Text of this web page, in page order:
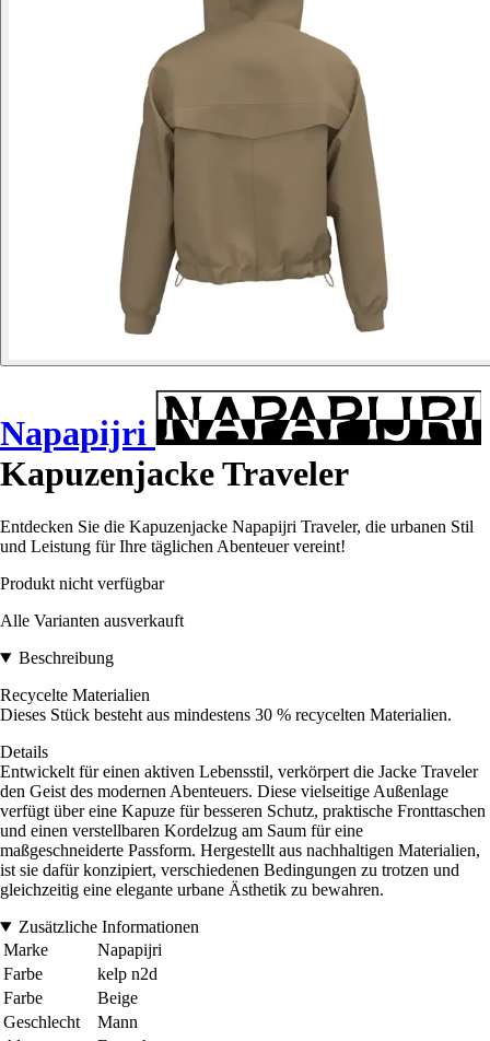
Napapijri
Kapuzenjacke Traveler
Entdecken Sie die Kapuzenjacke Napapijri Traveler, die urbanen Stil
und Leistung für Ihre täglichen Abenteuer vereint!
Produkt nicht verfügbar
Alle Varianten ausverkauft
Beschreibung
Recycelte Materialien
Dieses Stück besteht aus mindestens 30 % recycelten Materialien.
Details
Entwickelt für einen aktiven Lebensstil, verkörpert die Jacke Traveler
den Geist des modernen Abenteuers. Diese vielseitige Außenlage
verfügt über eine Kapuze für besseren Schutz, praktische Fronttaschen
und einen verstellbaren Kordelzug am Saum für eine
maßgeschneiderte Passform. Hergestellt aus nachhaltigen Materialien,
ist sie dafür konzipiert, verschiedenen Bedingungen zu trotzen und
gleichzeitig eine elegante urbane Ästhetik zu bewahren.
Zusätzliche Informationen
Marke
Napapijri
Farbe
kelp n2d
Farbe
Beige
Geschlecht
Mann